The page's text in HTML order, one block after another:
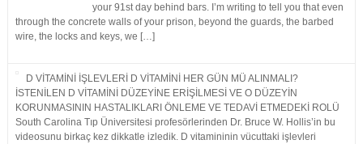
your 91st day behind bars. I’m writing to tell you that even
through the concrete walls of your prison, beyond the guards, the barbed
wire, the locks and keys, we […]
D VİTAMİNİ İŞLEVLERİ D VİTAMİNİ HER GÜN MÜ ALINMALI?
İSTENİLEN D VİTAMİNİ DÜZEYİNE ERİŞİLMESİ VE O DÜZEYİN
KORUNMASININ HASTALIKLARI ÖNLEME VE TEDAVİ ETMEDEKİ ROLÜ
South Carolina Tıp Üniversitesi profesörlerinden Dr. Bruce W. Hollis’in bu
videosunu birkaç kez dikkatle izledik. D vitamininin vücuttaki işlevleri